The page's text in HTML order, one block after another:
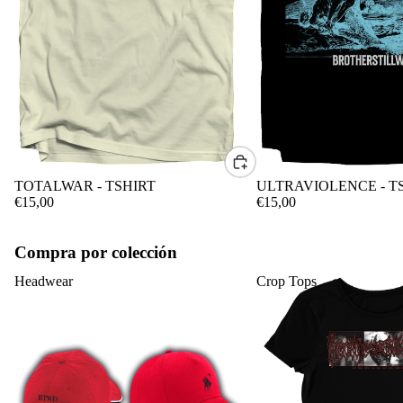
TOTALWAR - TSHIRT
€15,00
ULTRAVIOLENCE -
€15,00
Compra por colección
Headwear Crop Tops